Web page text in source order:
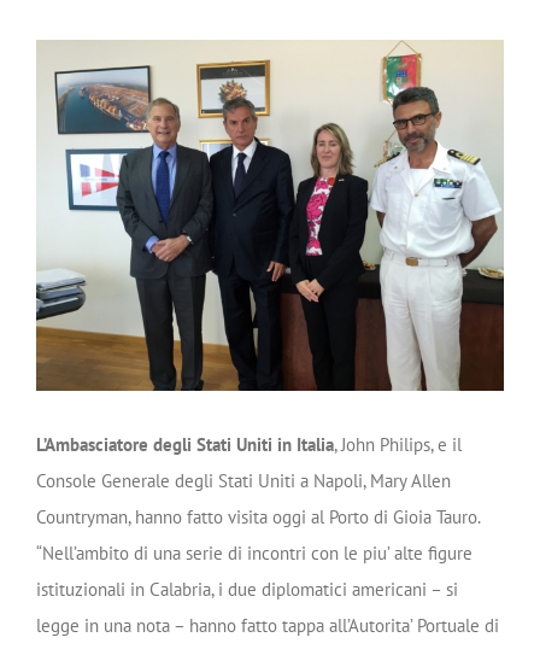
Larger
Image
L’Ambasciatore degli Stati Uniti in Italia, John Philips, e il
Console Generale degli Stati Uniti a Napoli, Mary Allen
Countryman, hanno fatto visita oggi al Porto di Gioia Tauro.
“Nell’ambito di una serie di incontri con le piu’ alte figure
istituzionali in Calabria, i due diplomatici americani – si
legge in una nota – hanno fatto tappa all’Autorita’ Portuale di